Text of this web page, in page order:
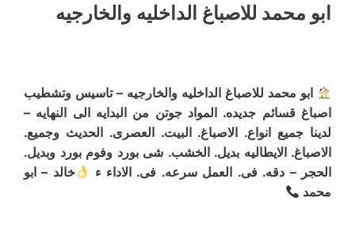
ابو محمد للاصباغ الداخليه والخارجيه
ابو محمد للاصباغ الداخليه والخارجيه – تاسيس وتشطيب
اصباغ قسائم جديده. المواد جوتن من البدايه الى النهايه –
لدينا جميع انواع. الاصباغ. البيت. العصرى. الحديث وجميع.
الاصباغ. الايطاليه بديل. الخشب. شى بورد وفوم بورد وبديل.
الحجر – دقه. فى. العمل سرعه. فى. الاداء ء
خالد – ابو
محمد